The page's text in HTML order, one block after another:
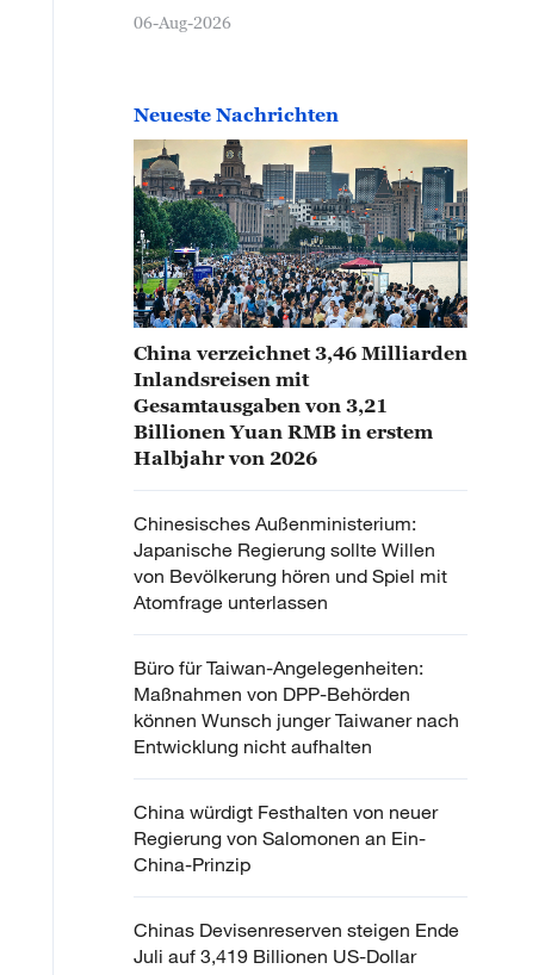
06-Aug-2026
Neueste Nachrichten
China verzeichnet 3,46 Milliarden
Inlandsreisen mit
Gesamtausgaben von 3,21
Billionen Yuan RMB in erstem
Halbjahr von 2026
Chinesisches Außenministerium:
Japanische Regierung sollte Willen
von Bevölkerung hören und Spiel mit
Atomfrage unterlassen
Büro für Taiwan-Angelegenheiten:
Maßnahmen von DPP-Behörden
können Wunsch junger Taiwaner nach
Entwicklung nicht aufhalten
China würdigt Festhalten von neuer
Regierung von Salomonen an Ein-
China-Prinzip
Chinas Devisenreserven steigen Ende
Juli auf 3,419 Billionen US-Dollar